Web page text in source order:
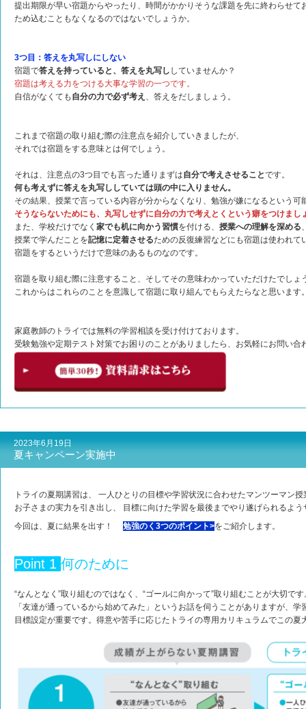
提出期限が早い宿題からやったり、時間がかかりそうな課題を先に終わらせて
ため込むこともなくなるのではないでしょうか。
3つ目：答えを丸写しにしない
宿題で答えを持っていると、答えを丸写し していませんか？
宿題は考える力をつける大事な学習の一つです。
自信がなくても 自分の力で必ず考え 、答えをだしましょう。
これまで宿題の取り組む際の注意点を紹介していきましたが、
それでは宿題をする意味とは何でしょう。
それは、注意点の3つ目でも言った通りまずは自分で考えさせることです。
何も考えずに答えを丸写ししていては頭の中に入りません。
その結果、授業で言っている内容が分からなくなり、勉強が嫌になるという可
そうならないためにも、丸写しせずに自分の力で考えとくという癖をつけまし
また、学校だけでなく 家でも机に向かう習慣を付ける、 授業への理解を深める
授業で学んだことを記憶に定着させるための反復練習などにも宿題は使われて
宿題をするというだけで意味のあるものなのです。
宿題を取り組む際に注意すること、そしてその意味わかっていただけたでしょ
これからはこれらのことを意識して宿題に取り組んでもらえたらなと思います
家庭教師のトライでは無料の学習相談を受け付けております。
受験勉強や定期テスト対策でお困りのことがありましたら、お気軽にお問い合
2023年6月19日
夏キャンペーン実施中
トライの夏期講習は、 一人ひとりの目標や学習状況に合わせたマンツーマン授
お子さまの実力を引き出し、 目標に向けた学習を最後までやり遂げられるよ
今回は、夏に結果を出す！
勉強のく3つのポイント>をご紹介します。
Point 1 何のために
“なんとなく”取り組むのではなく、“ゴールに向かって”取り組むことが大切です
「友達が通っているから始めてみた」というお話を伺うことがありますが、
目標設定が重要です。得意や苦手に応じたトライの専用カリキュラムでこの夏